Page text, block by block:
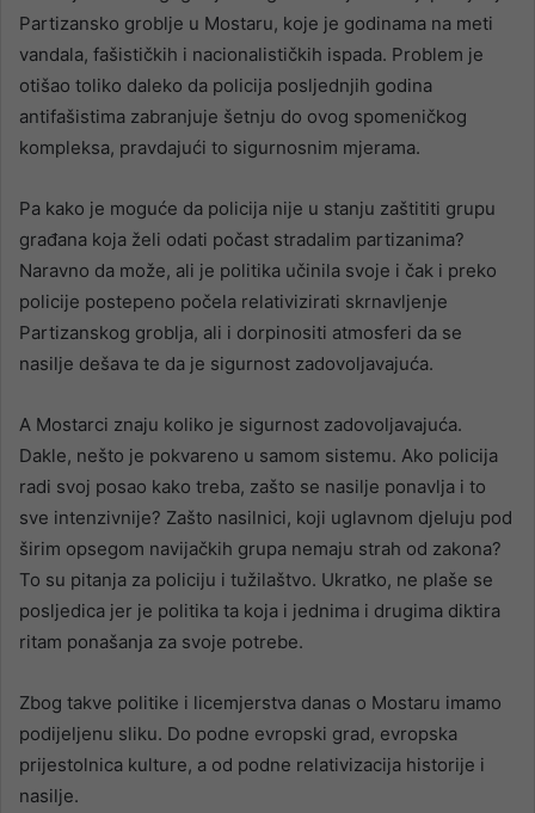
Partizansko groblje u Mostaru, koje je godinama na meti
vandala, fašističkih i nacionalističkih ispada. Problem je
otišao toliko daleko da policija posljednjih godina
antifašistima zabranjuje šetnju do ovog spomeničkog
kompleksa, pravdajući to sigurnosnim mjerama.
Pa kako je moguće da policija nije u stanju zaštititi grupu
građana koja želi odati počast stradalim partizanima?
Naravno da može, ali je politika učinila svoje i čak i preko
policije postepeno počela relativizirati skrnavljenje
Partizanskog groblja, ali i dorpinositi atmosferi da se
nasilje dešava te da je sigurnost zadovoljavajuća.
A Mostarci znaju koliko je sigurnost zadovoljavajuća.
Dakle, nešto je pokvareno u samom sistemu. Ako policija
radi svoj posao kako treba, zašto se nasilje ponavlja i to
sve intenzivnije? Zašto nasilnici, koji uglavnom djeluju pod
širim opsegom navijačkih grupa nemaju strah od zakona?
To su pitanja za policiju i tužilaštvo. Ukratko, ne plaše se
posljedica jer je politika ta koja i jednima i drugima diktira
ritam ponašanja za svoje potrebe.
Zbog takve politike i licemjerstva danas o Mostaru imamo
podijeljenu sliku. Do podne evropski grad, evropska
prijestolnica kulture, a od podne relativizacija historije i
nasilje.